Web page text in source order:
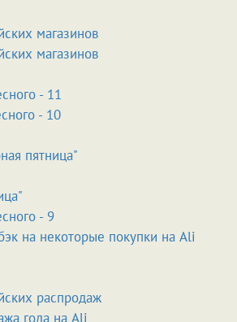
магазинов
магазинов
- 11
- 10
пятница"
- 9
на некоторые покупки на Ali
распродаж
года на Ali